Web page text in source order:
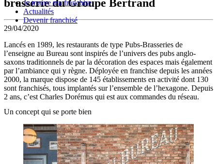
Je trouve ma franchise
Actualités
Devenir franchisé
brasserie du Groupe Bertrand
29/04/2020
Lancés en 1989, les restaurants de type Pubs-Brasseries de
l’enseigne au Bureau sont inspirés de l’univers des pubs anglo-
saxons traditionnels de par la décoration des espaces mais également
par l’ambiance qui y règne. Déployée en franchise depuis les années
2000, la marque dispose de 145 établissements en activité dont 130
sont franchisés, tous implantés sur l’ensemble de l’hexagone. Depuis
2 ans, c’est Charles Dorémus qui est aux commandes du réseau.
Un concept qui se porte bien